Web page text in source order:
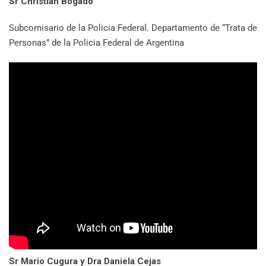
Subcomisario de la Policia Federal. Departamento de “Trata de
Personas” de la Policia Federal de Argentina
Sr Mario Cugura y Dra Daniela Cejas